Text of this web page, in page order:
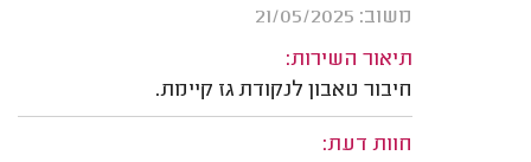
משוב: 21/05/2025
תיאור השירות:
חיבור טאבון לנקודת גז קיימת.
חוות דעת: